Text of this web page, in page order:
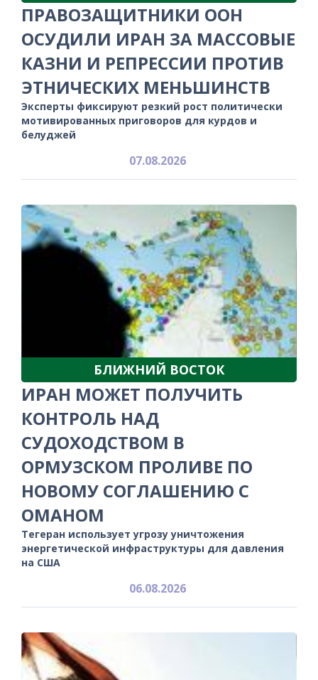
ПРАВОЗАЩИТНИКИ ООН
ОСУДИЛИ ИРАН ЗА МАССОВЫЕ
КАЗНИ И РЕПРЕССИИ ПРОТИВ
ЭТНИЧЕСКИХ МЕНЬШИНСТВ
Эксперты фиксируют резкий рост политически
мотивированных приговоров для курдов и
белуджей
07.08.2026
БЛИЖНИЙ ВОСТОК
ИРАН МОЖЕТ ПОЛУЧИТЬ
КОНТРОЛЬ НАД
СУДОХОДСТВОМ В
ОРМУЗСКОМ ПРОЛИВЕ ПО
НОВОМУ СОГЛАШЕНИЮ С
ОМАНОМ
Тегеран использует угрозу уничтожения
энергетической инфраструктуры для давления
на США
06.08.2026